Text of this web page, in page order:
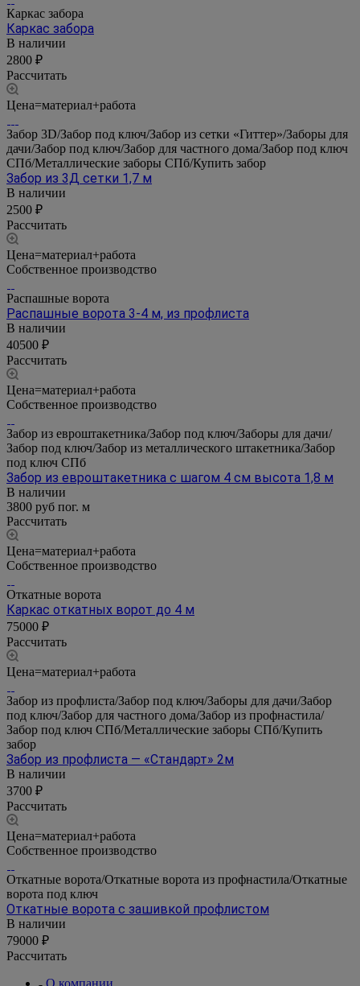
Каркас забора
Каркас забора
В наличии
2800 ₽
Рассчитать
Цена=материал+работа
Забор 3D/Забор под ключ/Забор из сетки «Гиттер»/Заборы для
дачи/Забор под ключ/Забор для частного дома/Забор под ключ
СПб/Металлические заборы СПб/Купить забор
Забор из 3Д сетки 1,7 м
В наличии
2500 ₽
Рассчитать
Цена=материал+работа
Собственное производство
Распашные ворота
Распашные ворота 3-4 м, из профлиста
В наличии
40500 ₽
Рассчитать
Цена=материал+работа
Собственное производство
Забор из евроштакетника/Забор под ключ/Заборы для дачи/
Забор под ключ/Забор из металлического штакетника/Забор
под ключ СПб
Забор из евроштакетника с шагом 4 см высота 1,8 м
В наличии
3800 руб пог. м
Рассчитать
Цена=материал+работа
Собственное производство
Откатные ворота
Каркас откатных ворот до 4 м
75000 ₽
Рассчитать
Цена=материал+работа
Забор из профлиста/Забор под ключ/Заборы для дачи/Забор
под ключ/Забор для частного дома/Забор из профнастила/
Забор под ключ СПб/Металлические заборы СПб/Купить
забор
Забор из профлиста — «Стандарт» 2м
В наличии
3700 ₽
Рассчитать
Цена=материал+работа
Собственное производство
Откатные ворота/Откатные ворота из профнастила/Откатные
ворота под ключ
Откатные ворота с зашивкой профлистом
В наличии
79000 ₽
Рассчитать